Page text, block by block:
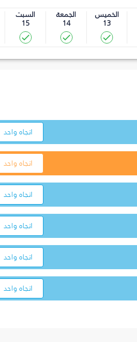
الخميس
13
الجمعة
14
السبت
15
اتجاه واحد
اتجاه واحد
اتجاه واحد
اتجاه واحد
اتجاه واحد
اتجاه واحد